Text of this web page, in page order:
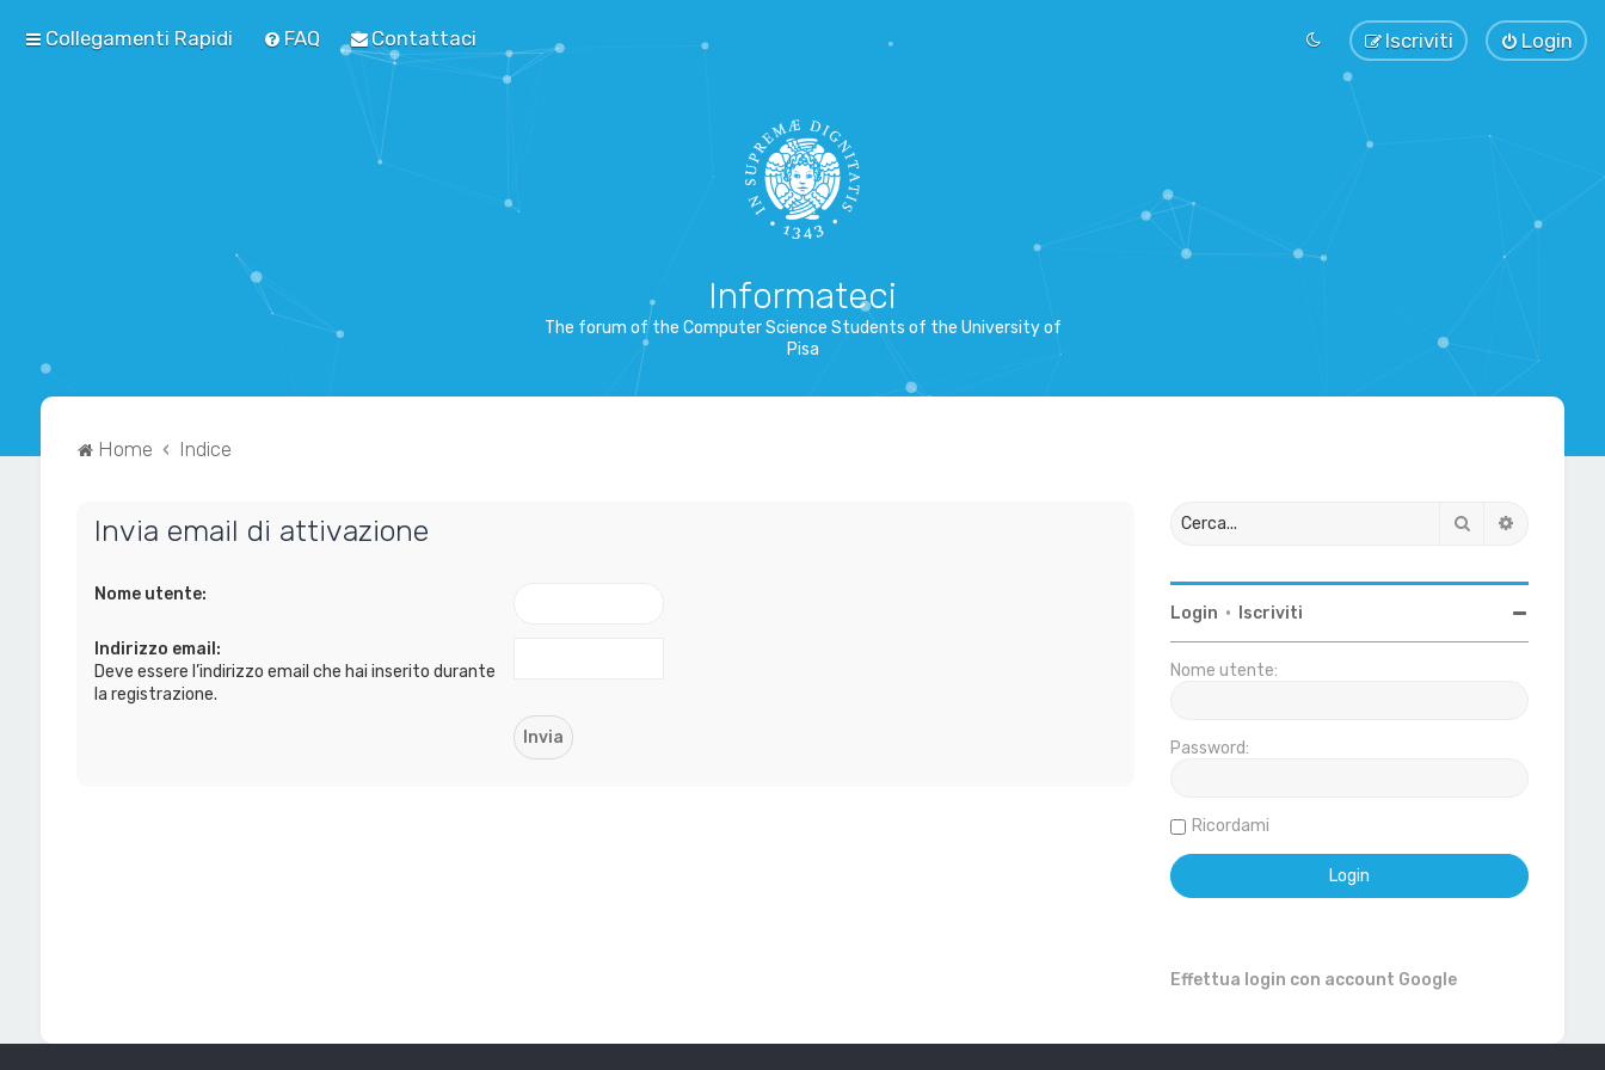
Collegamenti Rapidi FAQ Contattaci Login
Iscriviti
Informateci
The forum of the Computer Science Students of the University of
Pisa
Home Indice
Invia email di attivazione
Nome utente:
Indirizzo email:
Deve essere l’indirizzo email che hai inserito durante
la registrazione.
Cerca
Login • Iscriviti
Nome utente:
Password:
Ricordami
Effettua login con account Google